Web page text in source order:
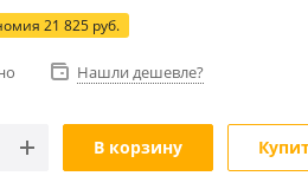
21 825 руб.
Нашли дешевле?
В корзину